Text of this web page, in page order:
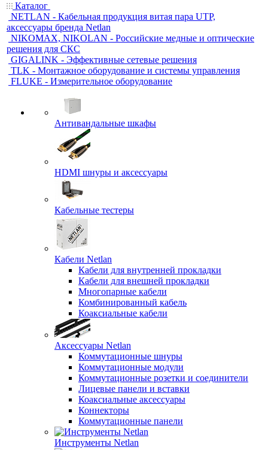
Каталог
NETLAN - Кабельная продукция витая пара UTP,
аксессуары бренда Netlan
NIKOMAX, NIKOLAN - Российские медные и оптические
решения для СКС
GIGALINK - Эффективные сетевые решения
TLK - Монтажное оборудование и системы управления
FLUKE - Измерительное оборудование
Антивандальные шкафы
HDMI шнуры и аксессуары
Кабельные тестеры
Кабели Netlan
Кабели для внутренней прокладки
Кабели для внешней прокладки
Многопарные кабели
Комбинированный кабель
Коаксиальные кабели
Аксессуары Netlan
Коммутационные шнуры
Коммутационные модули
Коммутационные розетки и соединители
Лицевые панели и вставки
Коаксиальные аксессуары
Коннекторы
Коммутационные панели
Инструменты Netlan